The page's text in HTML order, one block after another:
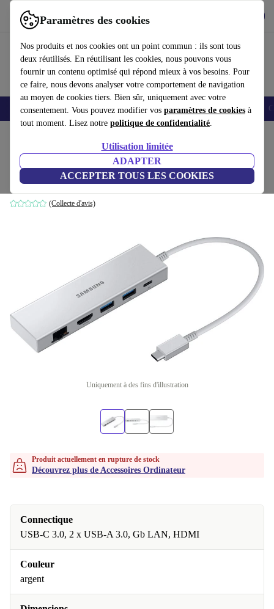
Paramètres des cookies
Nos produits et nos cookies ont un point commun : ils sont tous
deux réutilisés. En réutilisant les cookies, nous pouvons vous
fournir un contenu optimisé qui répond mieux à vos besoins. Pour
ce faire, nous devons analyser votre comportement de navigation
au moyen de cookies tiers. Bien sûr, uniquement avec votre
consentement. Vous pouvez modifier vos paramètres de cookies à
tout moment. Lisez notre politique de confidentialité.
Utilisation limitée
ADAPTER
ACCEPTER TOUS LES COOKIES
Utilisez refurbed rapidement et facilement
Smartphones Laptops Tablettes Montres connectées Accessoires
Samsung adaptateur multiport EE-P5400
Argent
(Collecte d'avis)
Uniquement à des fins d'illustration
Produit actuellement en rupture de stock
Découvrez plus de Accessoires Ordinateur
Connectique
USB-C 3.0, 2 x USB-A 3.0, Gb LAN, HDMI
Couleur
argent